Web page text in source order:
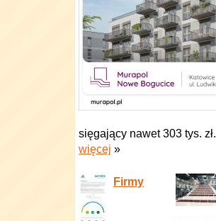
sięgający nawet 303 tys. zł.
więcej »
Firmy